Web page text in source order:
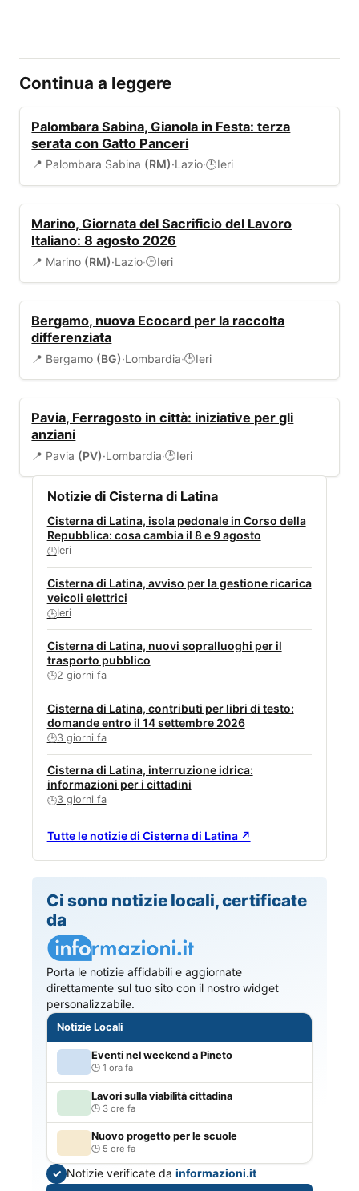
Continua a leggere
Palombara Sabina, Gianola in Festa: terza
serata con Gatto Panceri
📍 Palombara Sabina (RM)·Lazio·🕒Ieri
Marino, Giornata del Sacrificio del Lavoro
Italiano: 8 agosto 2026
📍 Marino (RM)·Lazio·🕒Ieri
Bergamo, nuova Ecocard per la raccolta
differenziata
📍 Bergamo (BG)·Lombardia·🕒Ieri
Pavia, Ferragosto in città: iniziative per gli
anziani
📍 Pavia (PV)·Lombardia·🕒Ieri
Notizie di Cisterna di Latina
Cisterna di Latina, isola pedonale in Corso della
Repubblica: cosa cambia il 8 e 9 agosto
🕒Ieri
Cisterna di Latina, avviso per la gestione ricarica
veicoli elettrici
🕒Ieri
Cisterna di Latina, nuovi sopralluoghi per il
trasporto pubblico
🕒2 giorni fa
Cisterna di Latina, contributi per libri di testo:
domande entro il 14 settembre 2026
🕒3 giorni fa
Cisterna di Latina, interruzione idrica:
informazioni per i cittadini
🕒3 giorni fa
Tutte le notizie di Cisterna di Latina ↗
Ci sono notizie locali, certificate
da
Porta le notizie affidabili e aggiornate
direttamente sul tuo sito con il nostro widget
personalizzabile.
Notizie Locali
Eventi nel weekend a Pineto
1 ora fa
Lavori sulla viabilità cittadina
3 ore fa
Nuovo progetto per le scuole
5 ore fa
✓ Notizie verificate dainformazioni.it